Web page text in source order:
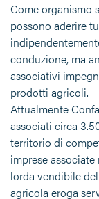
Come organismo
possono aderire
conduzione, ma
associativi
prodotti agricoli.
Attualmente
associati circa
territorio di
imprese
lorda vendibile del
agricola eroga